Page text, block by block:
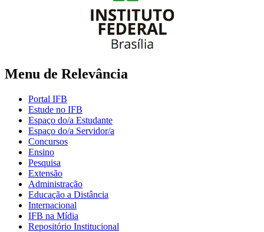
Menu de Relevância
Portal IFB
Estude no IFB
Espaço do/a Estudante
Espaço do/a Servidor/a
Concursos
Ensino
Pesquisa
Extensão
Administração
Educação a Distância
Internacional
IFB na Mídia
Repositório Institucional